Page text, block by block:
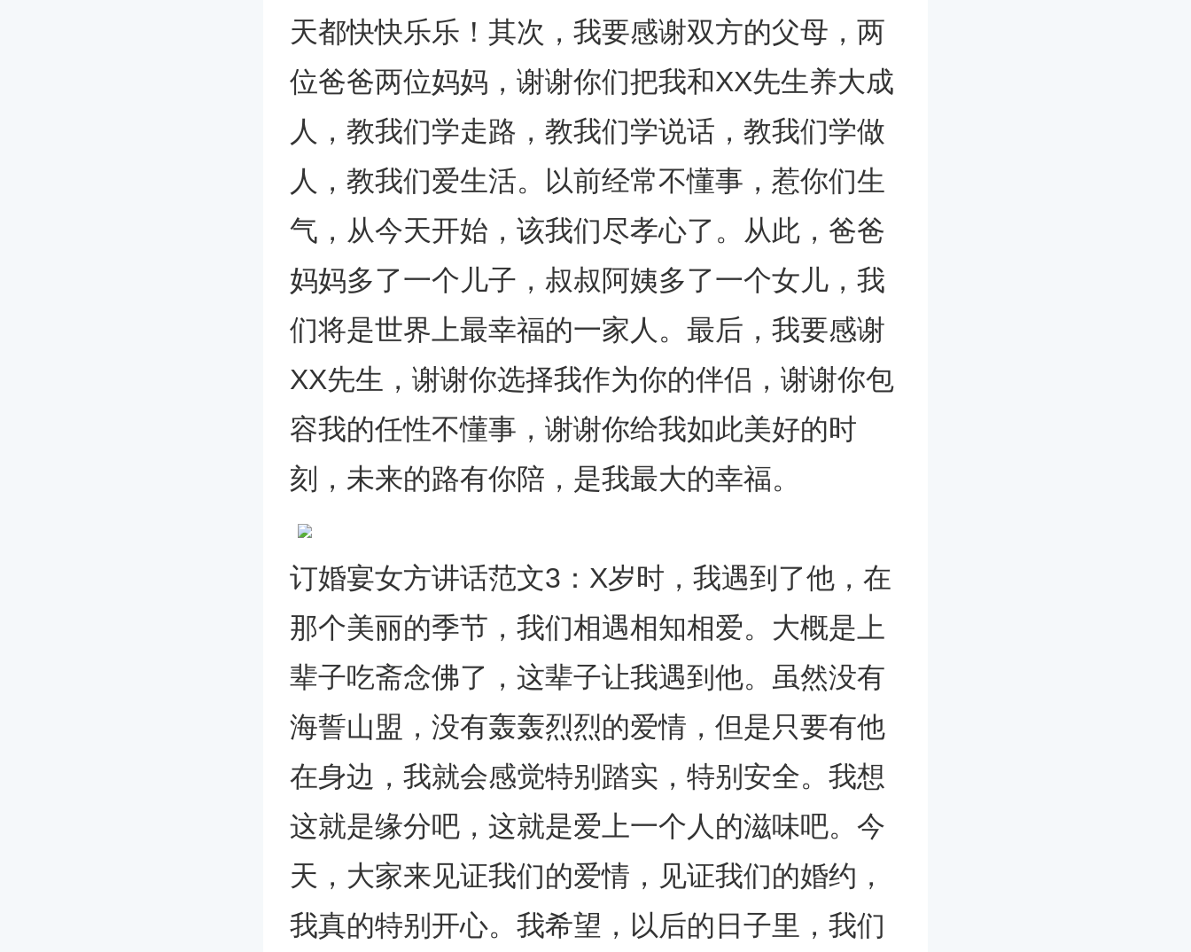
天都快快乐乐！其次，我要感谢双方的父母，两
位爸爸两位妈妈，谢谢你们把我和XX先生养大成
人，教我们学走路，教我们学说话，教我们学做
人，教我们爱生活。以前经常不懂事，惹你们生
气，从今天开始，该我们尽孝心了。从此，爸爸
妈妈多了一个儿子，叔叔阿姨多了一个女儿，我
们将是世界上最幸福的一家人。最后，我要感谢
XX先生，谢谢你选择我作为你的伴侣，谢谢你包
容我的任性不懂事，谢谢你给我如此美好的时
刻，未来的路有你陪，是我最大的幸福。
订婚宴女方讲话范文3：X岁时，我遇到了他，在
那个美丽的季节，我们相遇相知相爱。大概是上
辈子吃斋念佛了，这辈子让我遇到他。虽然没有
海誓山盟，没有轰轰烈烈的爱情，但是只要有他
在身边，我就会感觉特别踏实，特别安全。我想
这就是缘分吧，这就是爱上一个人的滋味吧。今
天，大家来见证我们的爱情，见证我们的婚约，
我真的特别开心。我希望，以后的日子里，我们